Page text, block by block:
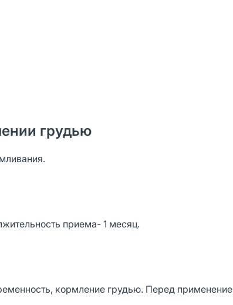
грудью
приема- 1 месяц.
кормление грудью. Перед